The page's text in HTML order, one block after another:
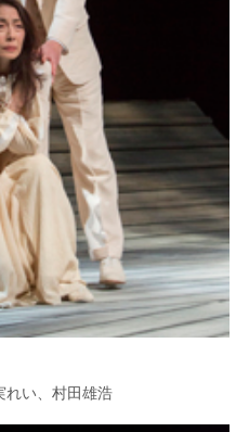
れい、村田雄浩